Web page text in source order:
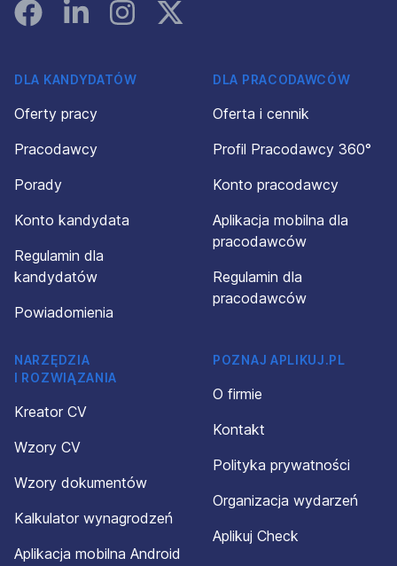
FacebookLinked InInstagramInstagram
DLA KANDYDATÓW
Oferty pracy
Pracodawcy
Porady
Konto kandydata
Regulamin dla
kandydatów
Powiadomienia
DLA PRACODAWCÓW
Oferta i cennik
Profil Pracodawcy 360°
Konto pracodawcy
Aplikacja mobilna dla
pracodawców
Regulamin dla
pracodawców
NARZĘDZIA
I ROZWIĄZANIA
Kreator CV
Wzory CV
Wzory dokumentów
Kalkulator wynagrodzeń
Aplikacja mobilna Android
POZNAJ APLIKUJ.PL
O firmie
Kontakt
Polityka prywatności
Organizacja wydarzeń
Aplikuj Check